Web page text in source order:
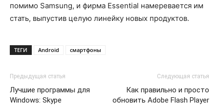
помимо Samsung, и фирма Essential намеревается им
стать, выпустив целую линейку новых продуктов.
ТЕГИ Android смартфоны
Предыдущая статья
Лучшие программы для
Windows: Skype
Следующая статья
Как правильно и просто
обновить Adobe Flash Player